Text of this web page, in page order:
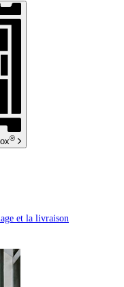
®
et la livraison